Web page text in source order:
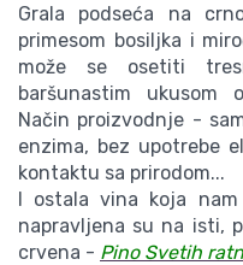
Grala podseća na
primesom bosiljka i
može se osetiti
baršunastim ukusom
Način proizvodnje -
enzima, bez upotrebe
kontaktu sa prirodom...
I ostala vina koja
napravljena su na isti,
crvena - Pino Svetih